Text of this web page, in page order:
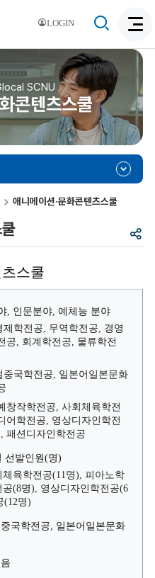
LOGIN
색
활
성
색
SCNU
콘텐츠스쿨
애니메이션·문화콘텐츠스쿨
공
스쿨
, 인문분야, 예체능 분야
학전공, 무역학전공, 경영
공, 회계학전공, 물류학전
국학전공, 일본어일본문화
창작학전공, 사회체육학전
어학전공, 영상디자인학전
패션디자인학전공
선발인원(명)
육학전공(11명), 피아노학
(8명), 영상디자인학전공(6
(12명)
국학전공, 일본어일본문화